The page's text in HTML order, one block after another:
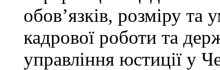
обов’язків, розміру та
кадрової роботи та
управління юстиції у